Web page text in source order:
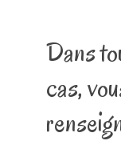
Dans
cas,